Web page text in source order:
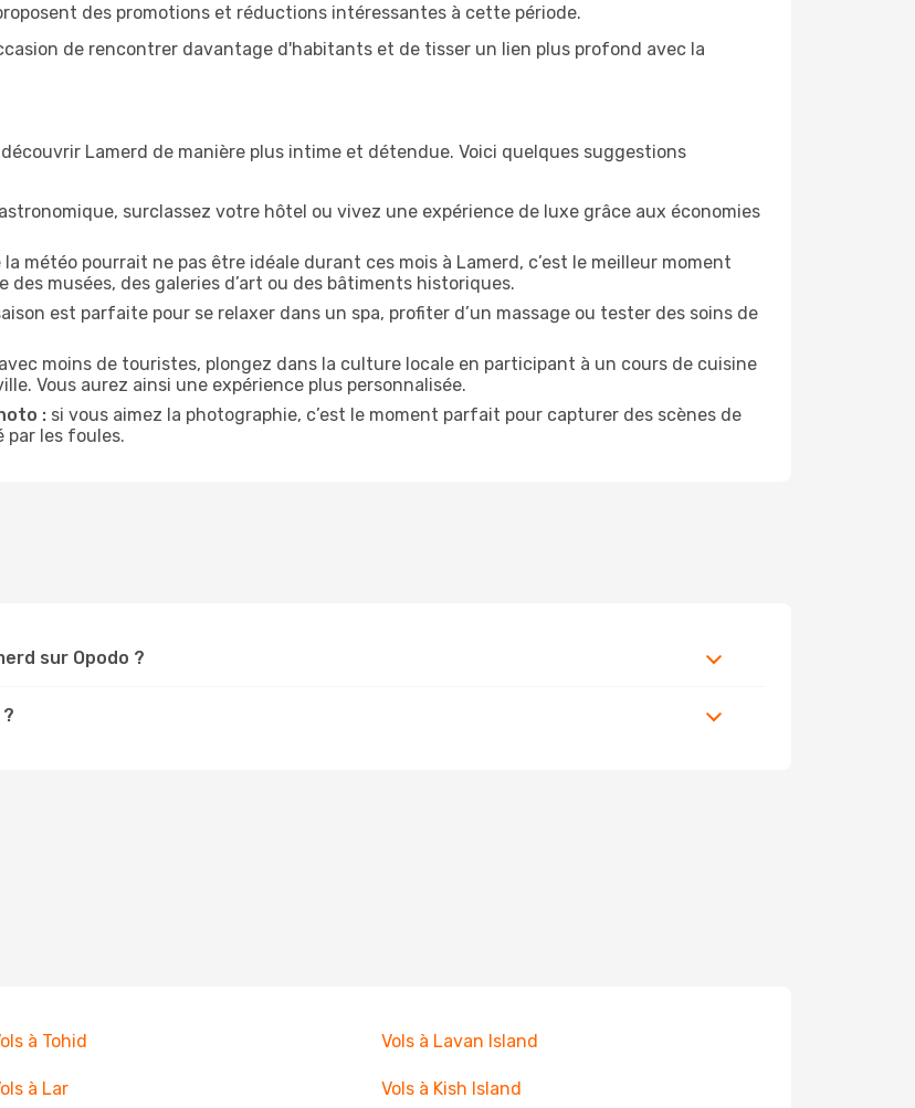
des promotions et réductions intéressantes à cette période.
de rencontrer davantage d'habitants et de tisser un lien plus profond avec la
Lamerd de manière plus intime et détendue. Voici quelques suggestions
surclassez votre hôtel ou vivez une expérience de luxe grâce aux économies
la météo pourrait ne pas être idéale durant ces mois à Lamerd, c’est le meilleur moment
musées, des galeries d’art ou des bâtiments historiques.
est parfaite pour se relaxer dans un spa, profiter d’un massage ou tester des soins de
avec moins de touristes, plongez dans la culture locale en participant à un cours de cuisine
Vous aurez ainsi une expérience plus personnalisée.
: si vous aimez la photographie, c’est le moment parfait pour capturer des scènes de
par les foules.
sur Opodo ?
à Tohid Vols à Lavan Island
à Lar Vols à Kish Island